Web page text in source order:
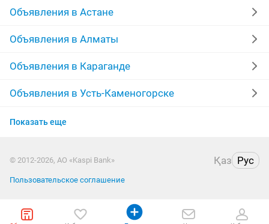
Объявления в Астане
Объявления в Алматы
Объявления в Караганде
Объявления в Усть-Каменогорске
Объявления в Актобе
Объявления в Кызылорде
Показать еще
© 2012-2026, АО «Kaspi Bank» Қаз Рус
Пользовательское соглашение